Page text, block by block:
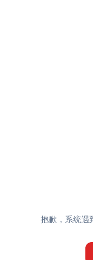
抱歉，系统遇